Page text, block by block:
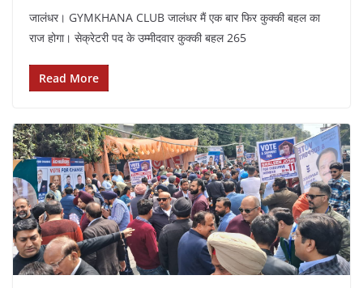
जालंधर। GYMKHANA CLUB जालंधर मैं एक बार फिर कुक्की बहल का
राज होगा। सेक्रेटरी पद के उम्मीदवार कुक्की बहल 265
Read More